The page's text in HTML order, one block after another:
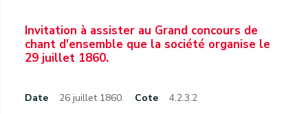
Invitation à assister au Grand concours de
chant d'ensemble que la société organise le
29 juillet 1860.
Date 26 juillet 1860. Cote 4.2.3.2